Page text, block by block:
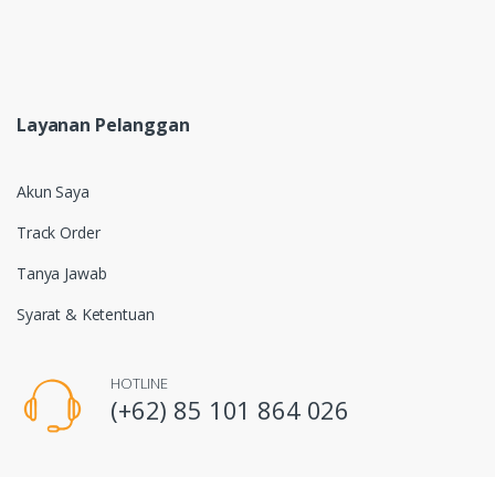
Layanan Pelanggan
Akun Saya
Track Order
Tanya Jawab
Syarat & Ketentuan
HOTLINE
(+62) 85 101 864 026